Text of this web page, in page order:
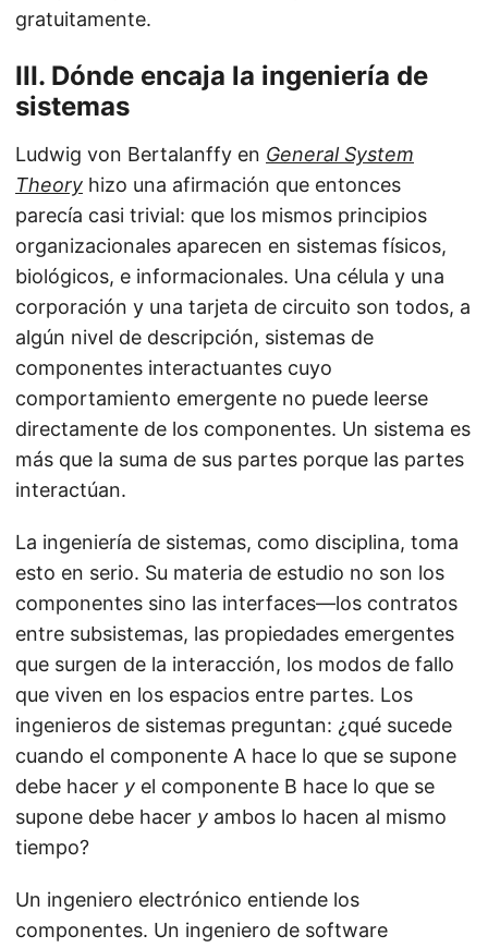
gratuitamente.
III. Dónde encaja la ingeniería de
sistemas
Ludwig von Bertalanffy en General System
Theory hizo una afirmación que entonces
parecía casi trivial: que los mismos principios
organizacionales aparecen en sistemas físicos,
biológicos, e informacionales. Una célula y una
corporación y una tarjeta de circuito son todos, a
algún nivel de descripción, sistemas de
componentes interactuantes cuyo
comportamiento emergente no puede leerse
directamente de los componentes. Un sistema es
más que la suma de sus partes porque las partes
interactúan.
La ingeniería de sistemas, como disciplina, toma
esto en serio. Su materia de estudio no son los
componentes sino las interfaces—los contratos
entre subsistemas, las propiedades emergentes
que surgen de la interacción, los modos de fallo
que viven en los espacios entre partes. Los
ingenieros de sistemas preguntan: ¿qué sucede
cuando el componente A hace lo que se supone
debe hacer y el componente B hace lo que se
supone debe hacer y ambos lo hacen al mismo
tiempo?
Un ingeniero electrónico entiende los
componentes. Un ingeniero de software